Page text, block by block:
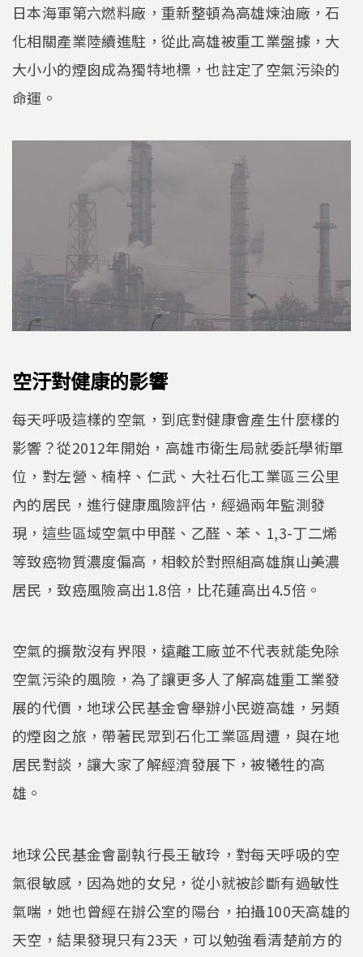
日本海軍第六燃料廠，重新整頓為高雄煉油廠，石
化相關產業陸續進駐，從此高雄被重工業盤據，大
大小小的煙囪成為獨特地標，也註定了空氣污染的
命運。
空汙對健康的影響
每天呼吸這樣的空氣，到底對健康會產生什麼樣的
影響？從2012年開始，高雄市衛生局就委託學術單
位，對左營、楠梓、仁武、大社石化工業區三公里
內的居民，進行健康風險評估，經過兩年監測發
現，這些區域空氣中甲醛、乙醛、苯、1,3-丁二烯
等致癌物質濃度偏高，相較於對照組高雄旗山美濃
居民，致癌風險高出1.8倍，比花蓮高出4.5倍。
空氣的擴散沒有界限，遠離工廠並不代表就能免除
空氣污染的風險，為了讓更多人了解高雄重工業發
展的代價，地球公民基金會舉辦小民遊高雄，另類
的煙囪之旅，帶著民眾到石化工業區周遭，與在地
居民對談，讓大家了解經濟發展下，被犧牲的高
雄。
地球公民基金會副執行長王敏玲，對每天呼吸的空
氣很敏感，因為她的女兒，從小就被診斷有過敏性
氣喘，她也曾經在辦公室的陽台，拍攝100天高雄的
天空，結果發現只有23天，可以勉強看清楚前方的